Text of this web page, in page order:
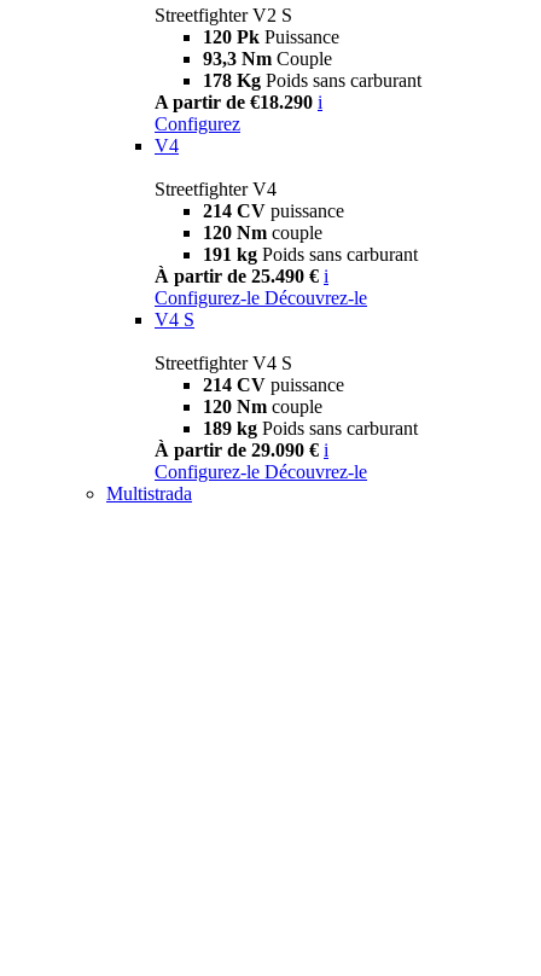
Streetfighter V2 S
120 Pk Puissance
93,3 Nm Couple
178 Kg Poids sans carburant
A partir de €18.290 i
Configurez
V4
Streetfighter V4
214 CV puissance
120 Nm couple
191 kg Poids sans carburant
À partir de 25.490 € i
Configurez-le Découvrez-le
V4 S
Streetfighter V4 S
214 CV puissance
120 Nm couple
189 kg Poids sans carburant
À partir de 29.090 € i
Configurez-le Découvrez-le
Multistrada